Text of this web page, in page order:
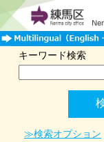
キーワード検索
≫検索オプション